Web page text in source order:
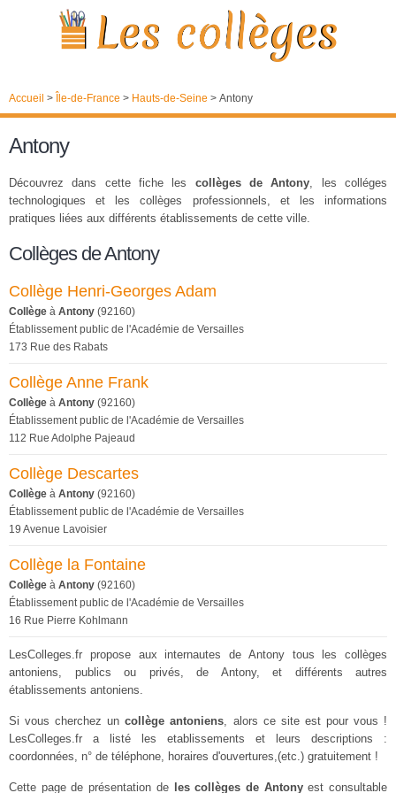
Accueil > Île-de-France > Hauts-de-Seine > Antony
Antony
Découvrez dans cette fiche les collèges de Antony, les colléges
technologiques et les collèges professionnels, et les informations
pratiques liées aux différents établissements de cette ville.
Collèges de Antony
Collège Henri-Georges Adam
Collège à Antony (92160)
Établissement public de l'Académie de Versailles
173 Rue des Rabats
Collège Anne Frank
Collège à Antony (92160)
Établissement public de l'Académie de Versailles
112 Rue Adolphe Pajeaud
Collège Descartes
Collège à Antony (92160)
Établissement public de l'Académie de Versailles
19 Avenue Lavoisier
Collège la Fontaine
Collège à Antony (92160)
Établissement public de l'Académie de Versailles
16 Rue Pierre Kohlmann
LesColleges.fr propose aux internautes de Antony tous les collèges
antoniens, publics ou privés, de Antony, et différents autres
établissements antoniens.
Si vous cherchez uncollège antoniens, alors ce site est pour vous !
LesColleges.fr a listé les etablissements et leurs descriptions :
coordonnées, n° de téléphone, horaires d'ouvertures,(etc.) gratuitement !
Cette page de présentation de les collèges de Antonyest consultable